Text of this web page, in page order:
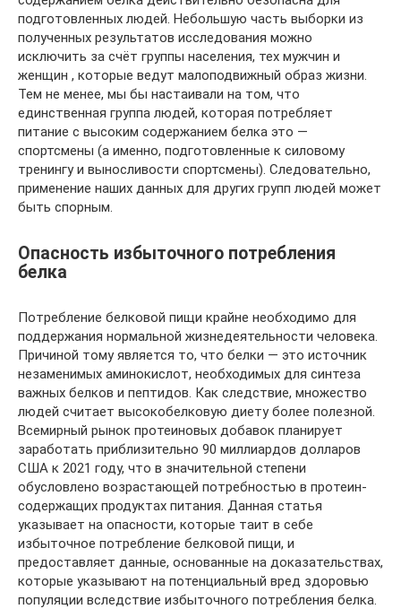
подготовленных людей. Небольшую часть выборки из
полученных результатов исследования можно
исключить за счёт группы населения, тех мужчин и
женщин , которые ведут малоподвижный образ жизни.
Тем не менее, мы бы настаивали на том, что
единственная группа людей, которая потребляет
питание с высоким содержанием белка это —
спортсмены (а именно, подготовленные к силовому
тренингу и выносливости спортсмены). Следовательно,
применение наших данных для других групп людей может
быть спорным.
Опасность избыточного потребления
белка
Потребление белковой пищи крайне необходимо для
поддержания нормальной жизнедеятельности человека.
Причиной тому является то, что белки — это источник
незаменимых аминокислот, необходимых для синтеза
важных белков и пептидов. Как следствие, множество
людей считает высокобелковую диету более полезной.
Всемирный рынок протеиновых добавок планирует
заработать приблизительно 90 миллиардов долларов
США к 2021 году, что в значительной степени
обусловлено возрастающей потребностью в протеин-
содержащих продуктах питания. Данная статья
указывает на опасности, которые таит в себе
избыточное потребление белковой пищи, и
предоставляет данные, основанные на доказательствах,
которые указывают на потенциальный вред здоровью
популяции вследствие избыточного потребления белка.